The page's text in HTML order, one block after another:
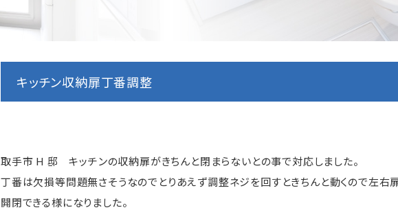
キッチン収納扉丁番調整
取手市 H 邸 キッチンの収納扉がきちんと閉まらないとの事で対応しました。
丁番は欠損等問題無さそうなのでとりあえず調整ネジを回すときちんと動くので左右
開閉できる様になりました。